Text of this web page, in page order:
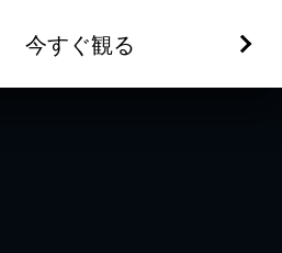
今すぐ観る